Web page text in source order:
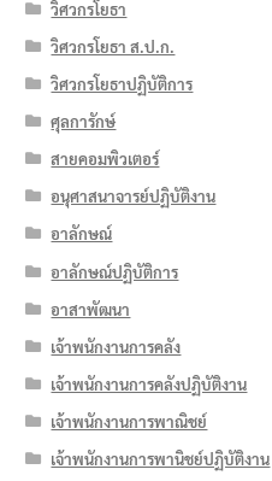
วิศวกรโยธา
วิศวกรโยธา ส.ป.ก.
วิศวกรโยธาปฏิบัติการ
ศุลการักษ์
สายคอมพิวเตอร์
อนุศาสนาจารย์ปฏิบัติงาน
อาลักษณ์
อาลักษณ์ปฏิบัติการ
อาสาพัฒนา
เจ้าพนักงานการคลัง
เจ้าพนักงานการคลังปฏิบัติงาน
เจ้าพนักงานการพาณิชย์
เจ้าพนักงานการพานิชย์ปฏิบัติงาน